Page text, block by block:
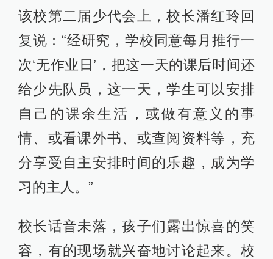
该校第二届少代会上，校长潘红玲回
复说：“经研究，学校同意每月推行一
次‘无作业日’，把这一天的课后时间还
给少先队员，这一天，学生可以安排
自己的课余生活，或做有意义的事
情、或看课外书、或查阅资料等，充
分享受自主安排时间的乐趣，成为学
习的主人。”
校长话音未落，孩子们露出惊喜的笑
容，有的现场就兴奋地讨论起来。校